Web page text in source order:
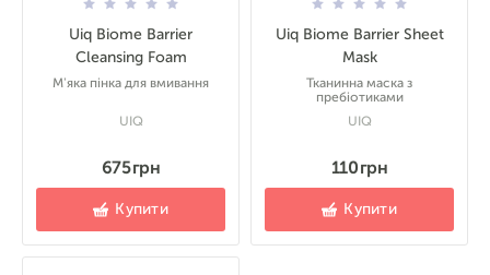
Uiq Biome Barrier
Cleansing Foam
М'яка пінка для вмивання
UIQ
675 грн
Купити
Uiq Biome Barrier Sheet
Mask
Тканинна маска з
пребіотиками
UIQ
110 грн
Купити